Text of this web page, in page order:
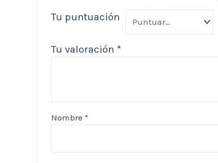
Tu puntuación
Tu valoración *
Nombre*